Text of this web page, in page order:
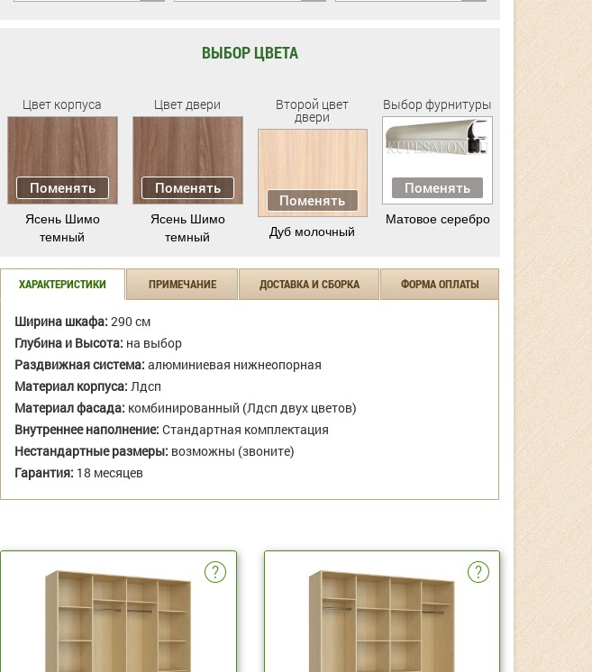
ВЫБОР ЦВЕТА
Цвет корпуса
Поменять
Ясень Шимо
темный
Цвет двери
Поменять
Ясень Шимо
темный
Второй цвет
двери
Поменять
Дуб молочный
Выбор фурнитуры
Поменять
Матовое серебро
ХАРАКТЕРИСТИКИ ПРИМЕЧАНИЕ ДОСТАВКА И СБОРКА ФОРМА ОПЛАТЫ
Ширина шкафа: 290 см
Глубина и Высота: на выбор
Раздвижная система: алюминиевая нижнеопорная
Материал корпуса: Лдсп
Материал фасада: комбинированный (Лдсп двух цветов)
Внутреннее наполнение: Стандартная комплектация
Нестандартные размеры: возможны (звоните)
Гарантия: 18 месяцев